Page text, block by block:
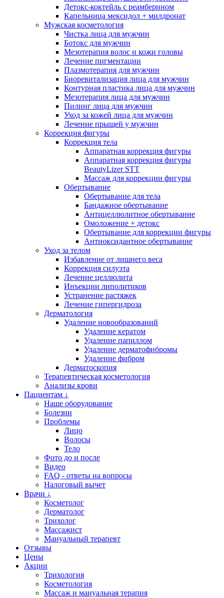
Детокс-коктейль с реамберином
Капельница мексидол + милдронат
Мужская косметология
Чистка лица для мужчин
Ботокс для мужчин
Мезотерапия волос и кожи головы
Лечение пигментации
Плазмотерапия для мужчин
Биоревитализация лица для мужчин
Контурная пластика лица для мужчин
Мезотерапия лица для мужчин
Пилинг лица для мужчин
Уход за кожей лица для мужчин
Лечение прыщей у мужчин
Коррекция фигуры
Коррекция тела
Аппаратная коррекция фигуры
Аппаратная коррекция фигуры
BeautyLizer STT
Массаж для коррекции фигуры
Обертывание
Обертывание для тела
Бандажное обертывание
Антицеллюлитное обертывание
Омоложение + детокс
Обертывание для коррекции фигуры
Антиоксидантное обертывание
Уход за телом
Избавление от лишнего веса
Коррекция силуэта
Лечение целлюлита
Инъекции липолитиков
Устранение растяжек
Лечение гипергидроза
Дерматология
Удаление новообразований
Удаление кератом
Удаление папиллом
Удаление дерматофибромы
Удаление фибром
Дерматоскопия
Терапевтическая косметология
Анализы крови
Пациентам ↓
Наше оборудование
Болезни
Проблемы
Лицо
Волосы
Тело
Фото до и после
Видео
FAQ - ответы на вопросы
Налоговый вычет
Врачи ↓
Косметолог
Дерматолог
Трихолог
Массажист
Мануальный терапевт
Отзывы
Цены
Акции
Трихология
Косметология
Массаж и мануальная терапия